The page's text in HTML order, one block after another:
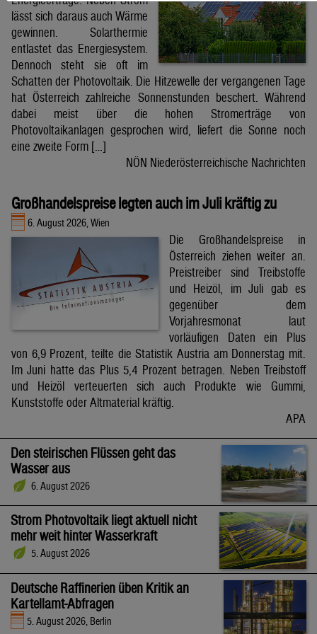
lässt sich daraus auch Wärme
gewinnen. Solarthermie
entlastet das Energiesystem.
Dennoch steht sie oft im
Schatten der Photovoltaik. Die Hitzewelle der vergangenen Tage
hat Österreich zahlreiche Sonnenstunden beschert. Während
dabei meist über die hohen Stromerträge von
Photovoltaikanlagen gesprochen wird, liefert die Sonne noch
eine zweite Form […]
NÖN Niederösterreichische Nachrichten
Großhandelspreise legten auch im Juli kräftig zu
6. August 2026, Wien
Die Großhandelspreise in
Österreich ziehen weiter an.
Preistreiber sind Treibstoffe
und Heizöl, im Juli gab es
gegenüber dem
Vorjahresmonat laut
vorläufigen Daten ein Plus
von 6,9 Prozent, teilte die Statistik Austria am Donnerstag mit.
Im Juni hatte das Plus 5,4 Prozent betragen. Neben Treibstoff
und Heizöl verteuerten sich auch Produkte wie Gummi,
Kunststoffe oder Altmaterial kräftig.
APA
Den steirischen Flüssen geht das
Wasser aus
6. August 2026
Strom Photovoltaik liegt aktuell nicht
mehr weit hinter Wasserkraft
5. August 2026
Deutsche Raffinerien üben Kritik an
Kartellamt-Abfragen
5. August 2026, Berlin